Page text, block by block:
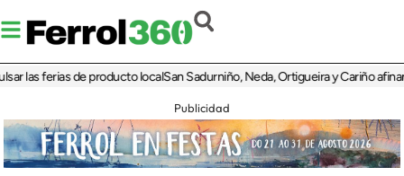
ferias de producto localSan Sadurniño, Neda, Ortigueira y Cariño afinan
Publicidad